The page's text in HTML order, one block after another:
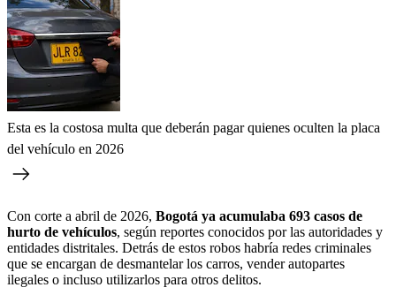
Esta es la costosa multa que deberán pagar quienes oculten la placa
del vehículo en 2026
Con corte a abril de 2026, Bogotá ya acumulaba 693 casos de
hurto de vehículos, según reportes conocidos por las autoridades y
entidades distritales. Detrás de estos robos habría redes criminales
que se encargan de desmantelar los carros, vender autopartes
ilegales o incluso utilizarlos para otros delitos.